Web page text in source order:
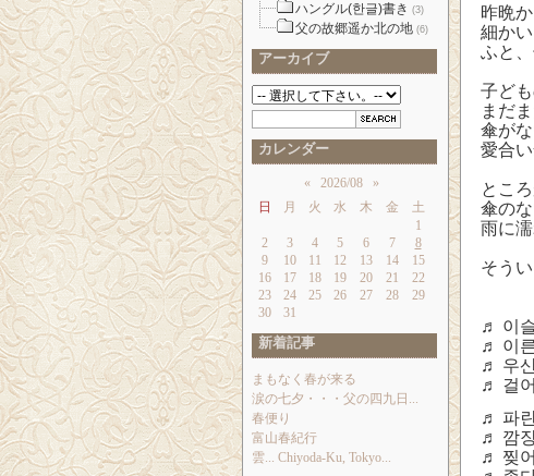
昨晩
細か
ふと
子ど
まだ
傘が
愛合
とこ
傘の
雨に
そう
♬ 이
♬ 이
♬ 우
♬ 걸
♬ 파
♬ 깜
♬ 찢
ハングル(한글)書き (3)
父の故郷遥か北の地 (6)
アーカイブ
カレンダー
« 2026/08
»
日
月 火 水 木 金
土
1
2
3 4 5 6 7
8
9
10 11 12 13 14
15
16
17 18 19 20 21
22
23
24 25 26 27 28
29
30
31
新着記事
まもなく春が来る
涙の七夕・・・父の四九日...
春便り
富山春紀行
雲... Chiyoda-Ku, Tokyo...